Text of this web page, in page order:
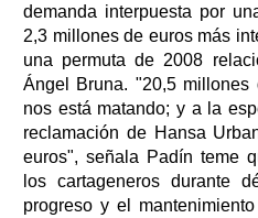
demanda interpuesta por
2,3 millones de euros más
una permuta de 2008
Ángel Bruna. "20,5
nos está matando; y a la
reclamación de Hansa
euros", señala Padín teme
los cartageneros durante
progreso y el